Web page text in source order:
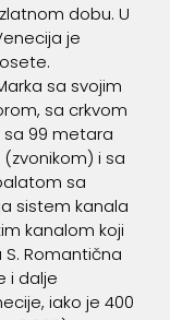
dobu. U
je
sa svojim
sa crkvom
99 metara
i sa
sa
sistem kanala
kanalom koji
Romantična
i dalje
iako je 400